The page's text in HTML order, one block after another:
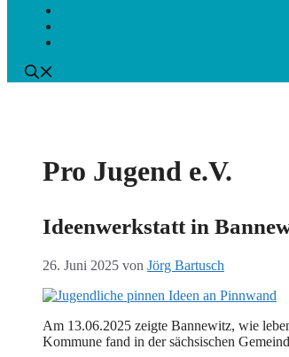
Pro Jugend e.V.
Ideenwerkstatt in
26. Juni 2025 von Jörg Bartusch
Am 13.06.2025 zeigte Bannewitz, wie
Kommune fand in der sächsischen